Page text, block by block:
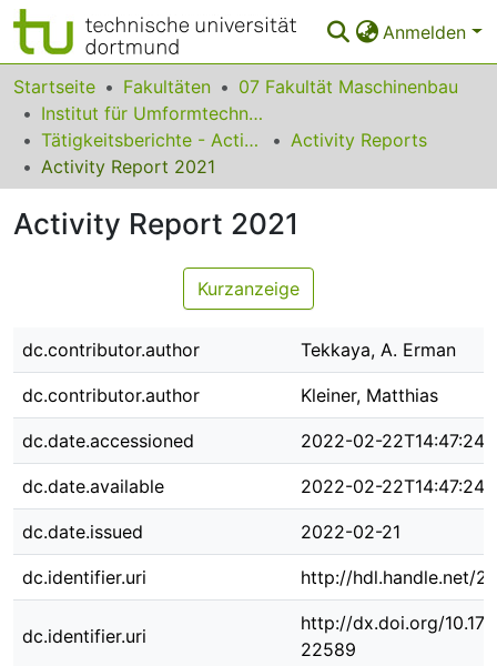
Anmelden
Bereiche & Sammlungen
Das gesamte Repositorium
Statistiken
FAQ
Zurück zur Startseite
Startseite Fakultäten
07 Fakultät Maschinenbau
Institut für Umformtechnik und Leichtbau
Tätigkeitsberichte - Activity Reports
Activity Reports
Activity Report 2021
Activity Report 2021
Kurzanzeige
dc.contributor.author Tekkaya, A. Erman
dc.contributor.author Kleiner, Matthias
dc.date.accessioned 2022-02-22T14:47:24Z
dc.date.available 2022-02-22T14:47:24Z
dc.date.issued 2022-02-21
dc.identifier.uri http://hdl.handle.net/
dc.identifier.uri
http://dx.doi.org/
22589